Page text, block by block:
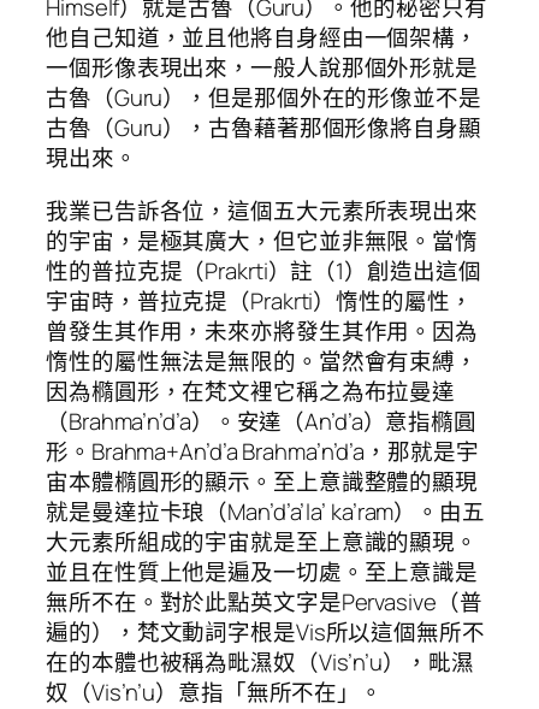
Himself）就是古魯（Guru）。他的秘密只有
他自己知道，並且他將自身經由一個架構，
一個形像表現出來，一般人說那個外形就是
古魯（Guru），但是那個外在的形像並不是
古魯（Guru），古魯藉著那個形像將自身顯
現出來。
我業已告訴各位，這個五大元素所表現出來
的宇宙，是極其廣大，但它並非無限。當惰
性的普拉克提（Prakrti）註（1）創造出這個
宇宙時，普拉克提（Prakrti）惰性的屬性，
曾發生其作用，未來亦將發生其作用。因為
惰性的屬性無法是無限的。當然會有束縛，
因為橢圓形，在梵文裡它稱之為布拉曼達
（Brahma’n’d’a）。安達（An’d’a）意指橢圓
形。Brahma+An’d’a Brahma’n’d’a，那就是宇
宙本體橢圓形的顯示。至上意識整體的顯現
就是曼達拉卡琅（Man’d’a’la’ ka’ram）。由五
大元素所組成的宇宙就是至上意識的顯現。
並且在性質上他是遍及一切處。至上意識是
無所不在。對於此點英文字是Pervasive（普
遍的），梵文動詞字根是Vis所以這個無所不
在的本體也被稱為毗濕奴（Vis’n’u），毗濕
奴（Vis’n’u）意指「無所不在」。